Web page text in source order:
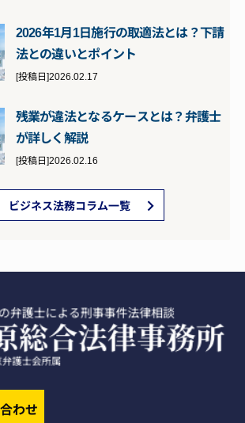
2026年1月1日施行の取適法とは？下請
法との違いとポイント
[投稿日]2026.02.17
残業が違法となるケースとは？弁護士
が詳しく解説
[投稿日]2026.02.16
ビジネス法務コラム一覧
わせ